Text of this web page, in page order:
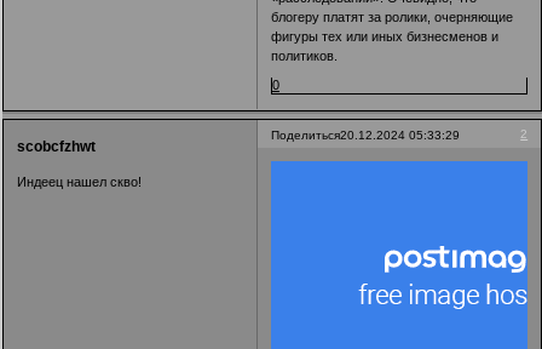
блогеру платят за ролики, очерняющие
фигуры тех или иных бизнесменов и
политиков.
0
Поделиться 2
20.12.2024 05:33:29
scobcfzhwt
Индеец нашел скво!